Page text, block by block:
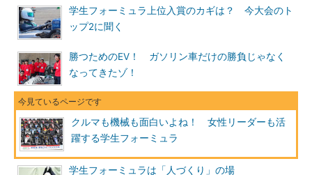
学生フォーミュラ上位入賞のカギは？ 今大会のト
ップ2に聞く
勝つためのEV！ ガソリン車だけの勝負じゃなく
なってきたゾ！
クルマも機械も面白いよね！ 女性リーダーも活
躍する学生フォーミュラ
学生フォーミュラは「人づくり」の場